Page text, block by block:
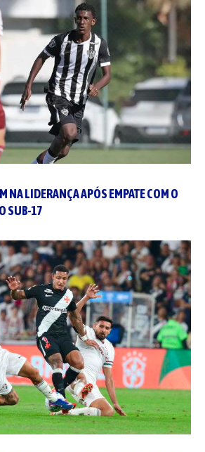
NA LIDERANÇA APÓS EMPATE COM O
SUB-17